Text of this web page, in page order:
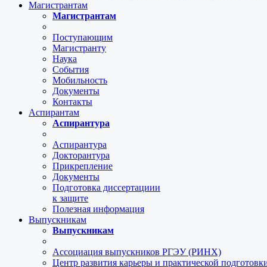
Магистрантам
Магистрантам
Поступающим
Магистранту
Наука
События
Мобильность
Документы
Контакты
Аспирантам
Аспирантура
Аспирантура
Докторантура
Прикрепление
Документы
Подготовка диссертациии
к защите
Полезная информация
Выпускникам
Выпускникам
Ассоциация выпускников РГЭУ (РИНХ)
Центр развития карьеры и практической